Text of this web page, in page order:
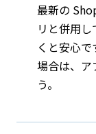
最新の
リと併用
くと安心
場合は、ア
う。